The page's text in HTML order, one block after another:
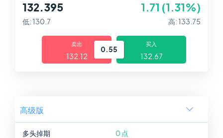
132.395 1.71 (1.31%)
低: 130.7 高: 133.75
卖出
132.12
0.55
买入
132.67
高级版
多头掉期 0 点